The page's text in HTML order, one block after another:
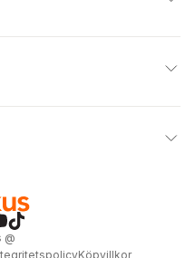
@
Köpvillkor